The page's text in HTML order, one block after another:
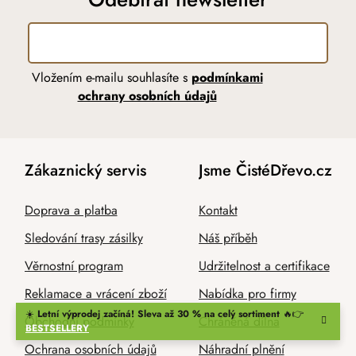
☀️ Letní výprodej začíná! Sleva až 30 % na celý sortiment 🔥👉
BESTSELLERY
Vložením e-mailu souhlasíte s podmínkami
ochrany osobních údajů
Zákaznický servis
Doprava a platba
Sledování trasy zásilky
Věrnostní program
Reklamace a vrácení zboží
Obchodní podmínky
Ochrana osobních údajů
Jsme ČistéDřevo.cz
Kontakt
Náš příběh
Udržitelnost a certifikace
Nabídka pro firmy
Chráněná dílna
Náhradní plnění